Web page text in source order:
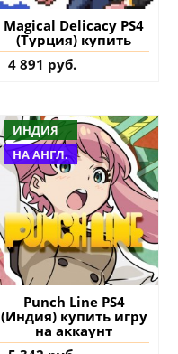
Magical Delicacy PS4
(Турция) купить
4 891 руб.
ИНДИЯ
НА АНГЛ.
Punch Line PS4
(Индия) купить игру
на аккаунт